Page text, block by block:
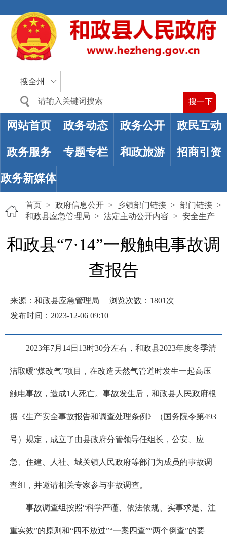
搜全州
网站首页 政务动态 政务公开 政民互动
政务服务 专题专栏 和政旅游 招商引资
政务新媒体
首页 > 政府信息公开 > 乡镇部门链接 > 部门链接 >
和政县应急管理局 > 法定主动公开内容 > 安全生产
和政县“7·14”一般触电事故调
查报告
来源：和政县应急管理局 浏览次数： 1801 次
发布时间：2023-12-06 09:10
2023年7月14日13时30分左右，和政县2023年度冬季清
洁取暖“煤改气”项目，在改造天然气管道时发生一起高压
触电事故，造成1人死亡。事故发生后，和政县人民政府根
据《生产安全事故报告和调查处理条例》（国务院令第493
号）规定，成立了由县政府分管领导任组长，公安、应
急、住建、人社、城关镇人民政府等部门为成员的事故调
查组，并邀请相关专家参与事故调查。
事故调查组按照“科学严谨、依法依规、实事求是、注
重实效”的原则和“四不放过”“一案四查”“两个倒查”的要